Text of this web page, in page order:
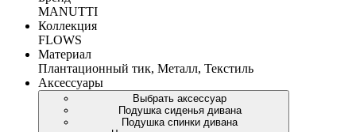
MANUTTI
Коллекция
FLOWS
Материал
Плантационный тик, Металл, Текстиль
Аксессуары
Выбрать аксессуар
Подушка сиденья дивана
Подушка спинки дивана